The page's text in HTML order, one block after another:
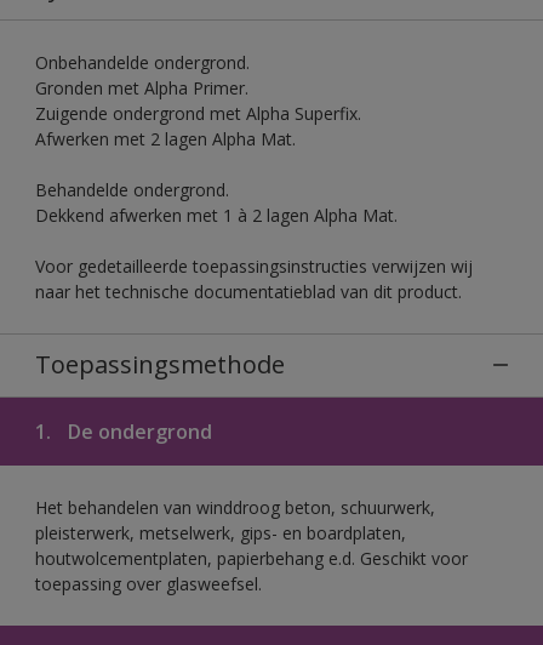
Onbehandelde ondergrond.
Gronden met Alpha Primer.
Zuigende ondergrond met Alpha Superfix.
Afwerken met 2 lagen Alpha Mat.
Behandelde ondergrond.
Dekkend afwerken met 1 à 2 lagen Alpha Mat.
Voor gedetailleerde toepassingsinstructies verwijzen wij
naar het technische documentatieblad van dit product.
Toepassingsmethode
1. De ondergrond
Het behandelen van winddroog beton, schuurwerk,
pleisterwerk, metselwerk, gips- en boardplaten,
houtwolcementplaten, papierbehang e.d. Geschikt voor
toepassing over glasweefsel.